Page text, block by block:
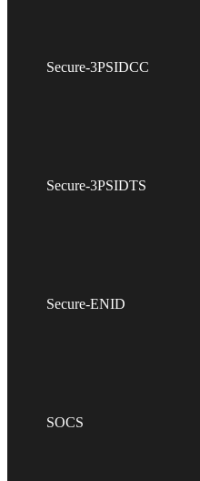
Secure-3PSIDCC
Secure-3PSIDTS
Secure-ENID
SOCS